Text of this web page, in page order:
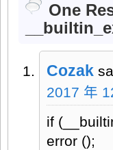
One
Cozak
2017 年
if
error ();